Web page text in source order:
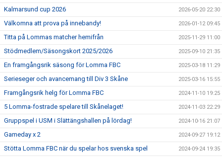
Kalmarsund cup 2026 2026-05-20 22:30
Välkomna att prova på innebandy! 2026-01-12 09:45
Titta på Lommas matcher hemifrån 2025-11-29 11:00
Stödmedlem/Säsongskort 2025/2026 2025-09-10 21:35
En framgångsrik säsong för Lomma FBC 2025-03-18 11:29
Serieseger och avancemang till Div 3 Skåne 2025-03-16 15:55
Framgångsrik helg för Lomma FBC 2024-11-10 19:25
5 Lomma-fostrade spelare till Skånelaget! 2024-11-03 22:29
Gruppspel i USM i Slättängshallen på lördag! 2024-10-16 21:07
Gameday x 2 2024-09-27 19:12
Stötta Lomma FBC när du spelar hos svenska spel 2024-09-24 19:35